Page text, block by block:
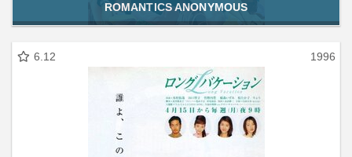
ROMANTICS ANONYMOUS
6.12 1996